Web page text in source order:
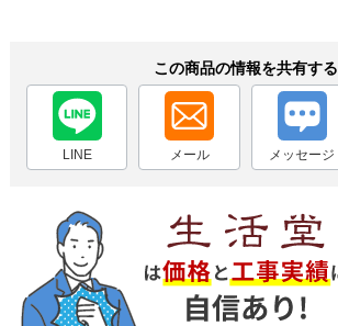
この商品の情報を共有する
LINE メール メッセージ